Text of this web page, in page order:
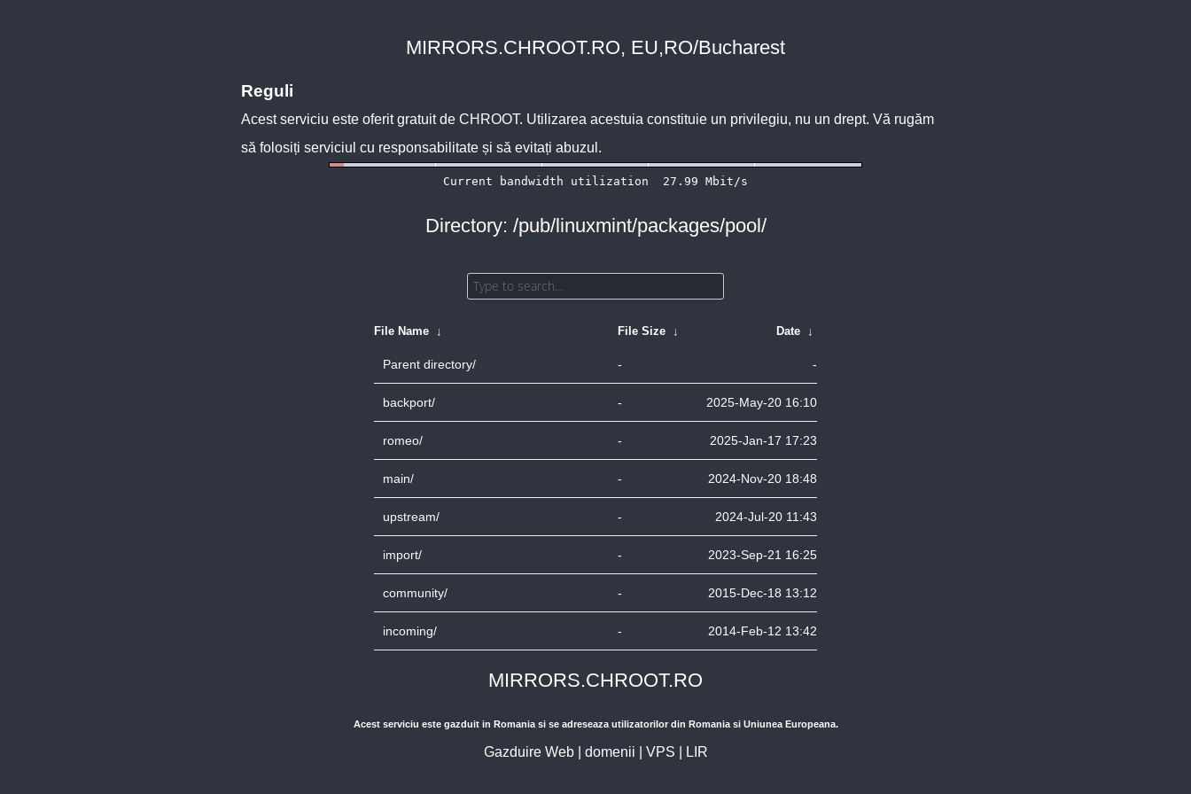
MIRRORS.CHROOT.RO, EU,RO/Bucharest
Reguli
Acest serviciu este oferit gratuit de CHROOT. Utilizarea acestuia constituie un privilegiu, nu un drept. Vă rugăm
să folosiți serviciul cu responsabilitate și să evitați abuzul.
Directory: /pub/linuxmint/packages/pool/
File Name ↓ File Size ↓ Date ↓
Parent directory/ - -
backport/ - 2025-May-20 16:10
romeo/ - 2025-Jan-17 17:23
main/ - 2024-Nov-20 18:48
upstream/ - 2024-Jul-20 11:43
import/ - 2023-Sep-21 16:25
community/ - 2015-Dec-18 13:12
incoming/ - 2014-Feb-12 13:42
MIRRORS.CHROOT.RO
Acest serviciu este gazduit in Romania si se adreseaza utilizatorilor din Romania si Uniunea Europeana.
Gazduire Web| domenii VPS LIR